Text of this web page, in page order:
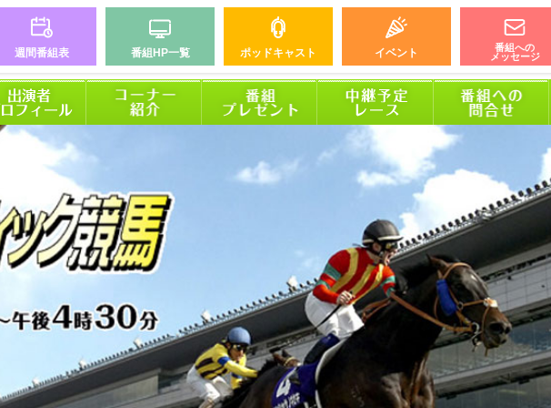
週間番組表 番組HP一覧 ポッドキャスト イベント
番組への
メッセージ